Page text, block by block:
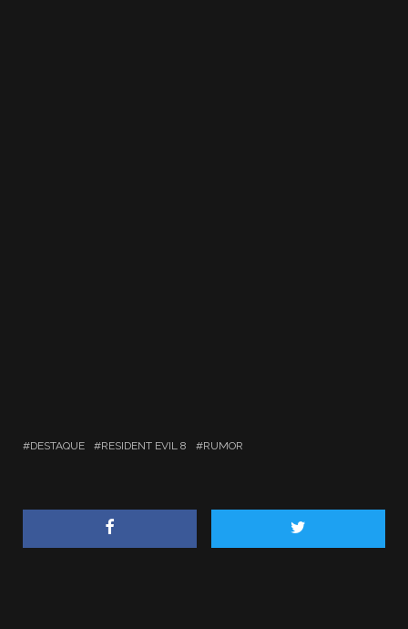
DESTAQUE RESIDENT EVIL 8 RUMOR